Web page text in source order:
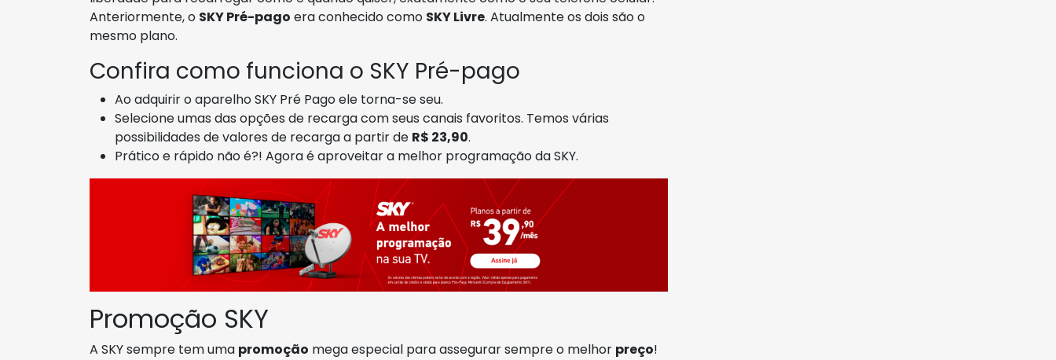
Anteriormente, o SKY Pré-pago era conhecido como SKY Livre. Atualmente os dois são o
mesmo plano.
Confira como funciona o SKY Pré-pago
Ao adquirir o aparelho SKY Pré Pago ele torna-se seu.
Selecione umas das opções de recarga com seus canais favoritos. Temos várias
possibilidades de valores de recarga a partir de R$ 23,90.
Prático e rápido não é?! Agora é aproveitar a melhor programação da SKY.
Promoção SKY
A SKY sempre tem uma promoção mega especial para assegurar sempre o melhor preço!